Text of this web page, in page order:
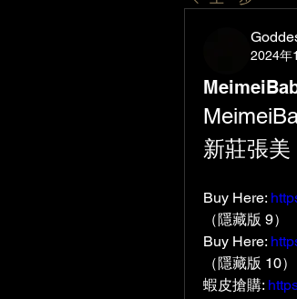
2024年
新莊張美
Buy Here:
（隱藏版 9）
Buy Here:
（隱藏版 10）
蝦皮搶購: